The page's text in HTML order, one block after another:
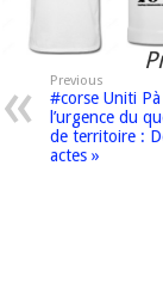
Previous
#corse Uniti
l’urgence du
de territoire :
actes »